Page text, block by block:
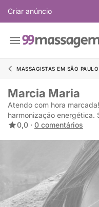
Criar anúncio
MASSAGISTAS EM SÃO
Marcia Maria
Atendo com hora
harmonização energética.
0,0 · 0 comentários